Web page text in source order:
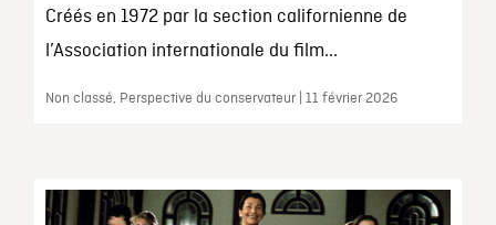
Créés en 1972 par la section californienne de
l’Association internationale du film...
Non classé, Perspective du conservateur | 11 février 2026